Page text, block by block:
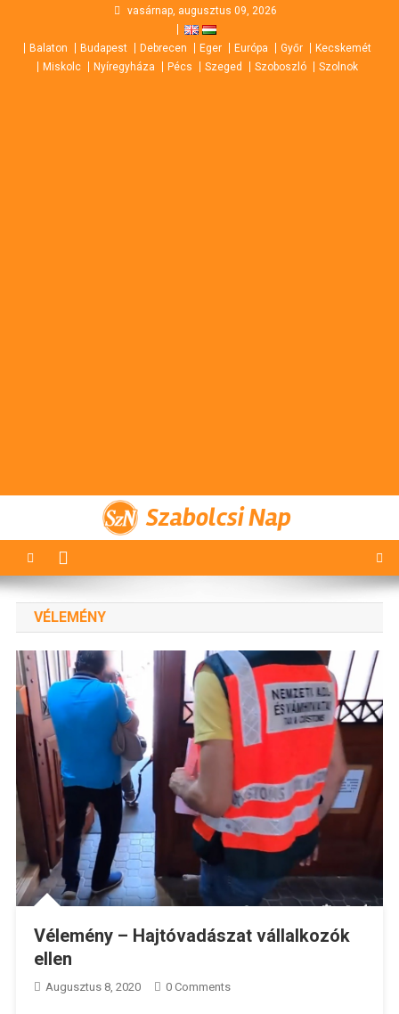
content
vasárnap, augusztus 09, 2026
Balaton Budapest Debrecen Eger Európa Győr
Kecskemét
Miskolc
Nyíregyháza Pécs Szeged Szoboszló Szolnok
Szabolcsi Nap
VÉLEMÉNY
Vélemény – Hajtóvadászat vállalkozók
ellen
Augusztus 8, 2020 0 Comments